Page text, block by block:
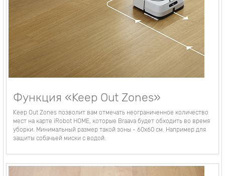
Функция «Keep Out Zones»
Keep Out Zones позволит вам отмечать неограниченное количество
мест на карте iRobot HOME, которые Braava будет обходить во время
уборки. Минимальный размер такой зоны - 60х60 см. Например для
защиты собачьей миски с водой.